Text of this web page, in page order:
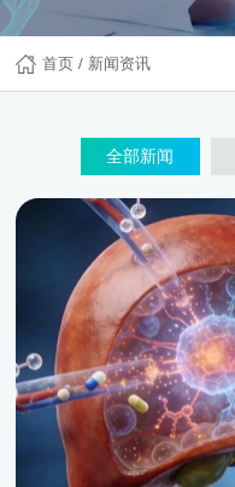
首页 / 新闻资讯
全部新闻